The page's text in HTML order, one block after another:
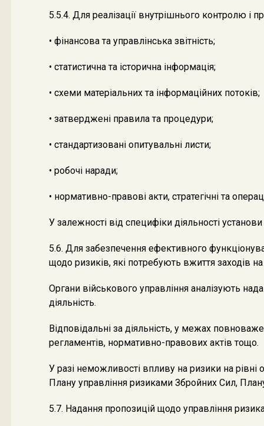
5.5.4. Для реалізації внутрішнього контролю і
• фінансова та управлінська звітність;
• статистична та історична інформація;
• схеми матеріальних та інформаційних потоків;
• затверджені правила та процедури;
• стандартизовані опитувальні листи;
• робочі наради;
• нормативно-правові акти, стратегічні та
У залежності від специфіки діяльності
5.6. Для забезпечення ефективного
щодо ризиків, які потребують вжиття заходів
Органи військового управління аналізують
діяльність.
Відповідальні за діяльність, у межах
регламентів, нормативно-правових актів тощо.
У разі неможливості впливу на ризики на рівні
Плану управління ризиками Збройних Сил,
5.7. Надання пропозицій щодо управління